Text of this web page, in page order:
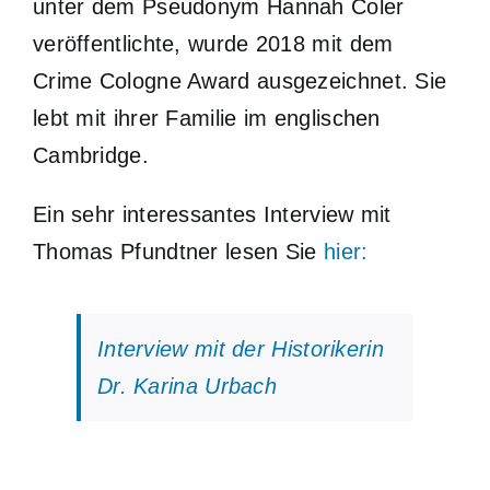
unter dem Pseudonym Hannah Coler
veröffentlichte, wurde 2018 mit dem
Crime Cologne Award ausgezeichnet. Sie
lebt mit ihrer Familie im englischen
Cambridge.
Ein sehr interessantes Interview mit
Thomas Pfundtner lesen Sie hier:
Interview mit der Historikerin
Dr. Karina Urbach